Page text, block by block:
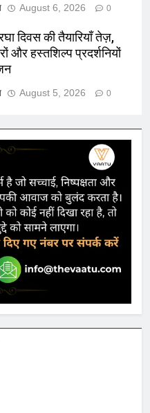
August 6, 2026 0
दिवस की तैयारियाँ तेज़,
और हस्तशिल्प प्रदर्शनियों
August 5, 2026 0